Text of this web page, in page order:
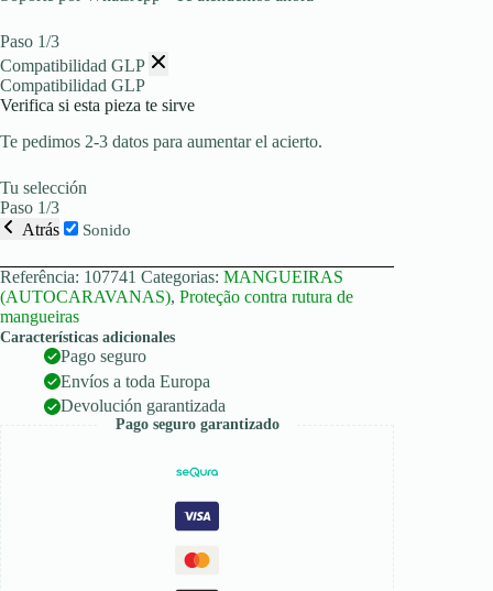
Paso 1/3
Compatibilidad GLP
Compatibilidad GLP
Verifica si esta pieza te sirve
Te pedimos 2-3 datos para aumentar el acierto.
Tu selección
Paso 1/3
Atrás
Sonido
Referência: 107741 Categorias: MANGUEIRAS
(AUTOCARAVANAS), Proteção contra rutura de
mangueiras
Características adicionales
Pago seguro
Envíos a toda Europa
Devolución garantizada
Pago seguro garantizado